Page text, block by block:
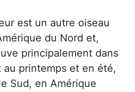
est un autre oiseau
du Nord et,
principalement dans
au printemps et en été,
Sud, en Amérique